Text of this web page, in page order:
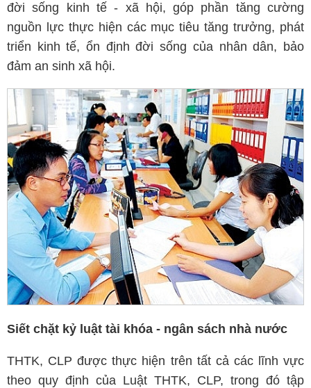
đời sống kinh tế - xã hội, góp phần tăng cường
nguồn lực thực hiện các mục tiêu tăng trưởng, phát
triển kinh tế, ổn định đời sống của nhân dân, bảo
đảm an sinh xã hội.
Siết chặt kỷ luật tài khóa - ngân sách nhà nước
THTK, CLP được thực hiện trên tất cả các lĩnh vực
theo quy định của Luật THTK, CLP, trong đó tập